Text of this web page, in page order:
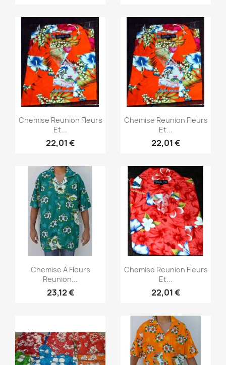
Aperçu rapide
Chemise Reunion Fleurs
Et...
22,01 €
Aperçu rapide
Chemise Reunion Fleurs
Et...
22,01 €
Aperçu rapide
Chemise A Fleurs
Reunion...
23,12 €
Aperçu rapide
Chemise Reunion Fleurs
Et...
22,01 €